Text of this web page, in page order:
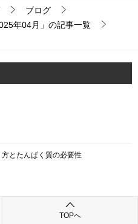
ブログ
年04月」の記事一覧
とたんぱく質の必要性
き」と「わけぎ」と「ひともじ」
TOPへ